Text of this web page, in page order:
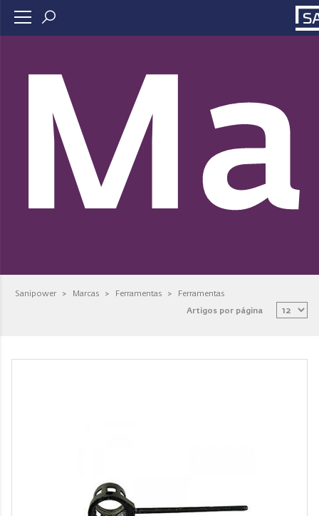
Sanipower > Marcas > Ferramentas > Ferramentas
Artigos por página